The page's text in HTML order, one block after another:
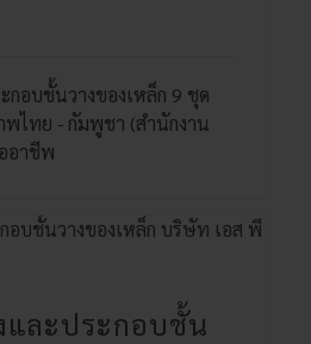
กอบชั้นวางของเหล็ก 9 ชุด
ไทย - กัมพูชา (สำนักงาน
อาชีพ
และประกอบชั้น